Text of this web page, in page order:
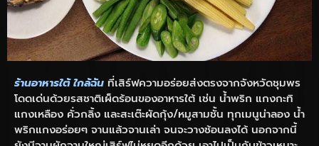
ร้านอาหารใต้ ใกล้ฉัน ที่เสิร์ฟความอร่อยส่งตรงจากจังหวัดชุมพร
โดดเด่นด้วยรสชาติเผ็ดร้อนของอาหารใต้ เช่น น้ำพริก แกงกะทิ
แกงเหลือง คั่วกลิ้ง และสะเต๊ะผัดกุ้ง/หมูสามชั้น ทุกเมนูน่าลอง น้ำ
พริกแกงอร่อยๆ จานแล้วจานเล่า จนจะวางช้อนลงได้ นอกจากนี้